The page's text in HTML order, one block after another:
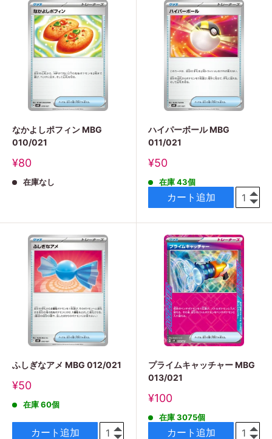
なかよしポフィン MBG
010/021
販
価
¥80
在庫なし
ハイパーボール MBG
011/021
販
価
¥50
在庫 43個
カート追加
ふしぎなアメ MBG 012/021
販
価
¥50
在庫 60個
カート追加
プライムキャッチャー MBG
013/021
販
価
¥100
在庫 3075個
カート追加